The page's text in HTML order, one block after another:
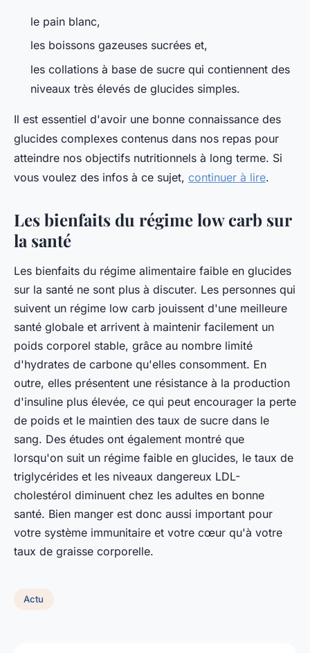
le pain blanc,
les boissons gazeuses sucrées et,
les collations à base de sucre qui contiennent des
niveaux très élevés de glucides simples.
Il est essentiel d'avoir une bonne connaissance des
glucides complexes contenus dans nos repas pour
atteindre nos objectifs nutritionnels à long terme. Si
vous voulez des infos à ce sujet, continuer à lire.
Les bienfaits du régime low carb sur
la santé
Les bienfaits du régime alimentaire faible en glucides
sur la santé ne sont plus à discuter. Les personnes qui
suivent un régime low carb jouissent d'une meilleure
santé globale et arrivent à maintenir facilement un
poids corporel stable, grâce au nombre limité
d'hydrates de carbone qu'elles consomment. En
outre, elles présentent une résistance à la production
d'insuline plus élevée, ce qui peut encourager la perte
de poids et le maintien des taux de sucre dans le
sang. Des études ont également montré que
lorsqu'on suit un régime faible en glucides, le taux de
triglycérides et les niveaux dangereux LDL-
cholestérol diminuent chez les adultes en bonne
santé. Bien manger est donc aussi important pour
votre système immunitaire et votre cœur qu'à votre
taux de graisse corporelle.
Actu